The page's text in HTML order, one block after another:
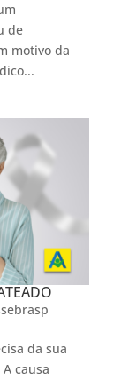
de
motivo da
da sua
causa